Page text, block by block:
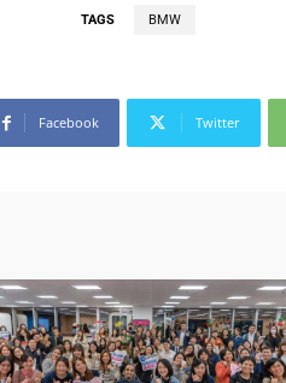
TAGS BMW
Facebook Twitter